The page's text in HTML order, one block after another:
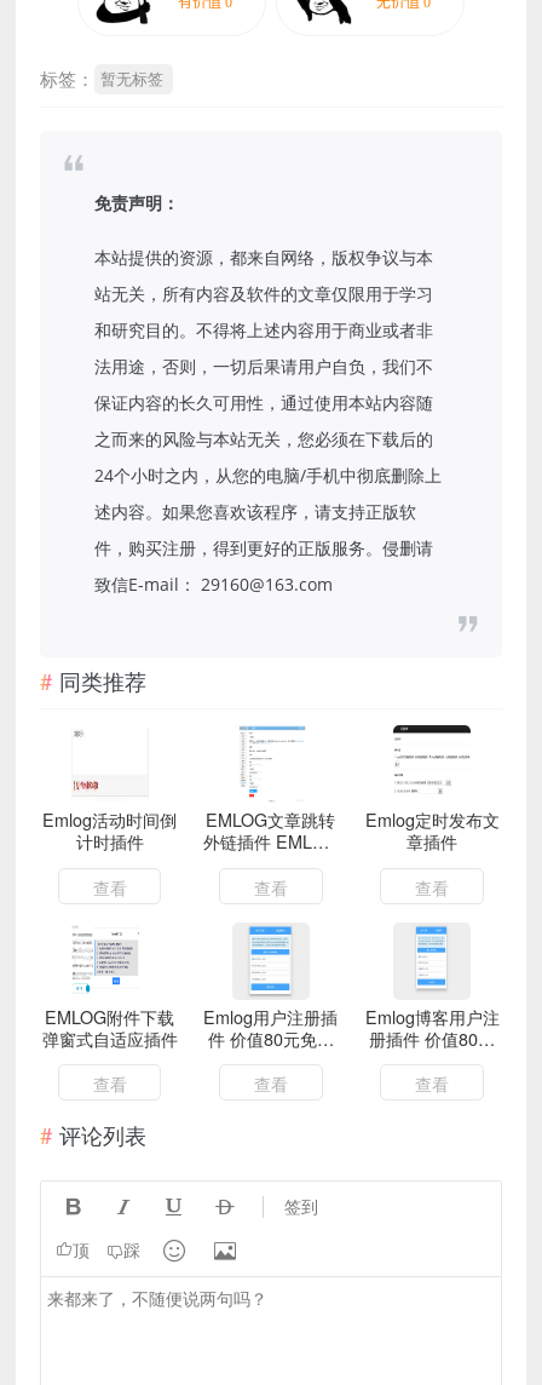
标签： 暂无标签
免责声明：
本站提供的资源，都来自网络，版权争议与本
站无关，所有内容及软件的文章仅限用于学习
和研究目的。不得将上述内容用于商业或者非
法用途，否则，一切后果请用户自负，我们不
保证内容的长久可用性，通过使用本站内容随
之而来的风险与本站无关，您必须在下载后的
24个小时之内，从您的电脑/手机中彻底删除上
述内容。如果您喜欢该程序，请支持正版软
件，购买注册，得到更好的正版服务。侵删请
致信E-mail： 29160@163.com
同类推荐
Emlog活动时间倒
计时插件
查看
EMLOG文章跳转
外链插件 EMLOG
文章置顶广告跳转
必备
查看
Emlog定时发布文
章插件
查看
EMLOG附件下载
弹窗式自适应插件
查看
Emlog用户注册插
件 价值80元免费
分享
查看
Emlog博客用户注
册插件 价值80元
免费分享
查看
评论列表
    签到
顶 踩  